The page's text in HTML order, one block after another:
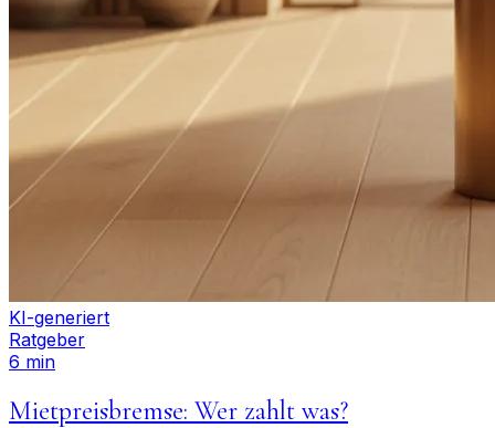
KI-generiert
Ratgeber
6 min
Mietpreisbremse: Wer zahlt was?